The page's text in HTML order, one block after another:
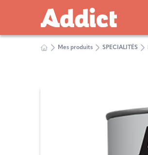
Mes produits SPECIALITÉS